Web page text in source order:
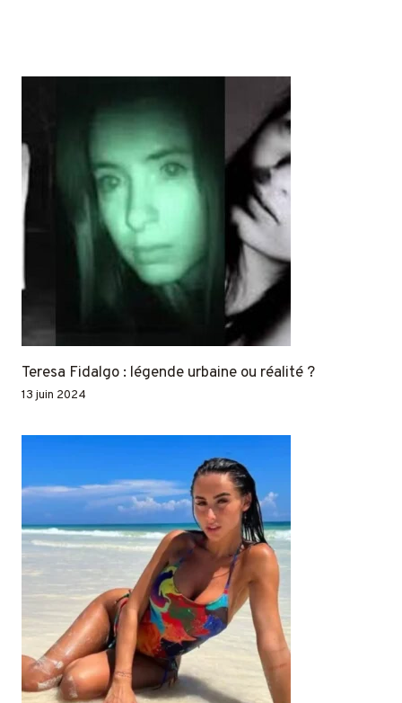
Teresa Fidalgo : légende urbaine ou réalité ?
13 juin 2024